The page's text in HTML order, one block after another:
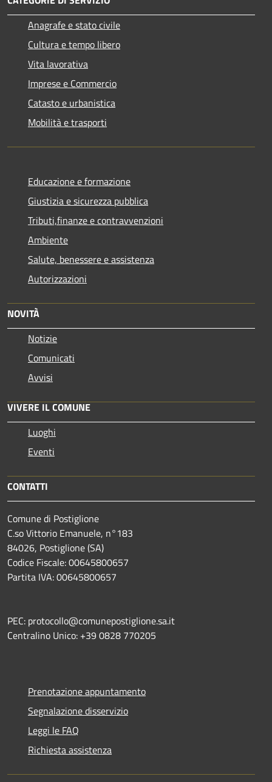
Anagrafe e stato civile
Cultura e tempo libero
Vita lavorativa
Imprese e Commercio
Catasto e urbanistica
Mobilità e trasporti
Educazione e formazione
Giustizia e sicurezza pubblica
Tributi,finanze e contravvenzioni
Ambiente
Salute, benessere e assistenza
Autorizzazioni
NOVITÀ
Notizie
Comunicati
Avvisi
VIVERE IL COMUNE
Luoghi
Eventi
CONTATTI
Comune di Postiglione
C.so Vittorio Emanuele, n°183
84026, Postiglione (SA)
Codice Fiscale: 00645800657
Partita IVA: 00645800657
PEC: protocollo@comunepostiglione.sa.it
Centralino Unico: +39 0828 770205
Prenotazione appuntamento
Segnalazione disservizio
Leggi le FAQ
Richiesta assistenza